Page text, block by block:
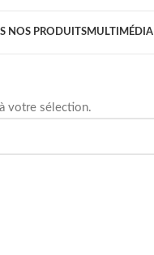
NOS PRODUITSMULTIMÉDIA
votre sélection.